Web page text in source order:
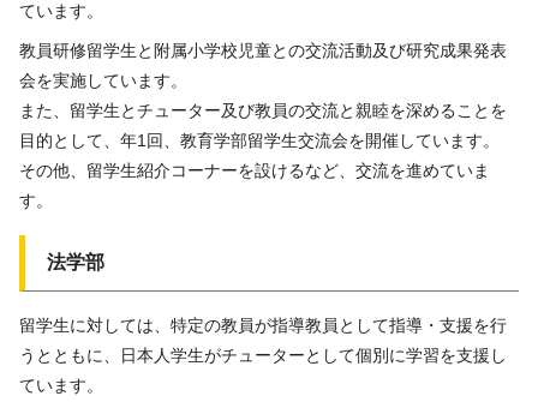
ています。
教員研修留学生と附属小学校児童との交流活動及び研究成果発表
会を実施しています。
また、留学生とチューター及び教員の交流と親睦を深めることを
目的として、年1回、教育学部留学生交流会を開催しています。
その他、留学生紹介コーナーを設けるなど、交流を進めていま
す。
法学部
留学生に対しては、特定の教員が指導教員として指導・支援を行
うとともに、日本人学生がチューターとして個別に学習を支援し
ています。